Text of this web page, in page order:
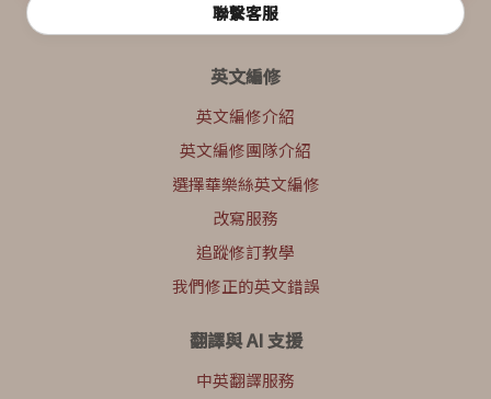
聯繫客服
英文編修
英文編修介紹
英文編修團隊介紹
選擇華樂絲英文編修
改寫服務
追蹤修訂教學
我們修正的英文錯誤
翻譯與 AI 支援
中英翻譯服務